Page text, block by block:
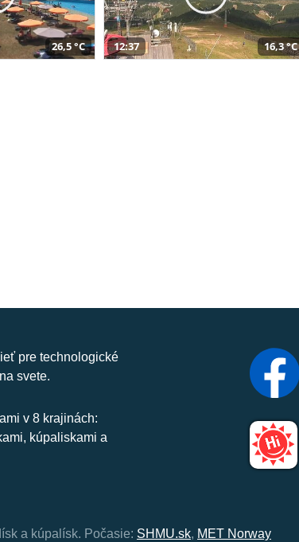
26,5 °C 12:37 16,3 °C
pre technologické
svete.
v 8 krajinách:
kúpaliskami a
a kúpalísk. Počasie: SHMU.sk, MET Norway